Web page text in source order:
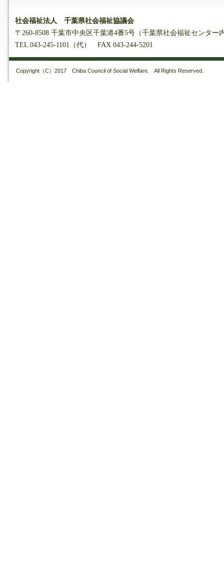
社会福祉法人 千葉県社会福祉協議会
〒260-8508 千葉市中央区千葉港4番5号（千葉県社会福祉センター
TEL 043-245-1101（代） FAX 043-244-5201
Copyright（C）2017 Chiba Council of Social Welfare. All Rights Reserved.